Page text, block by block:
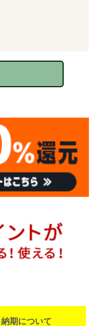
納期について